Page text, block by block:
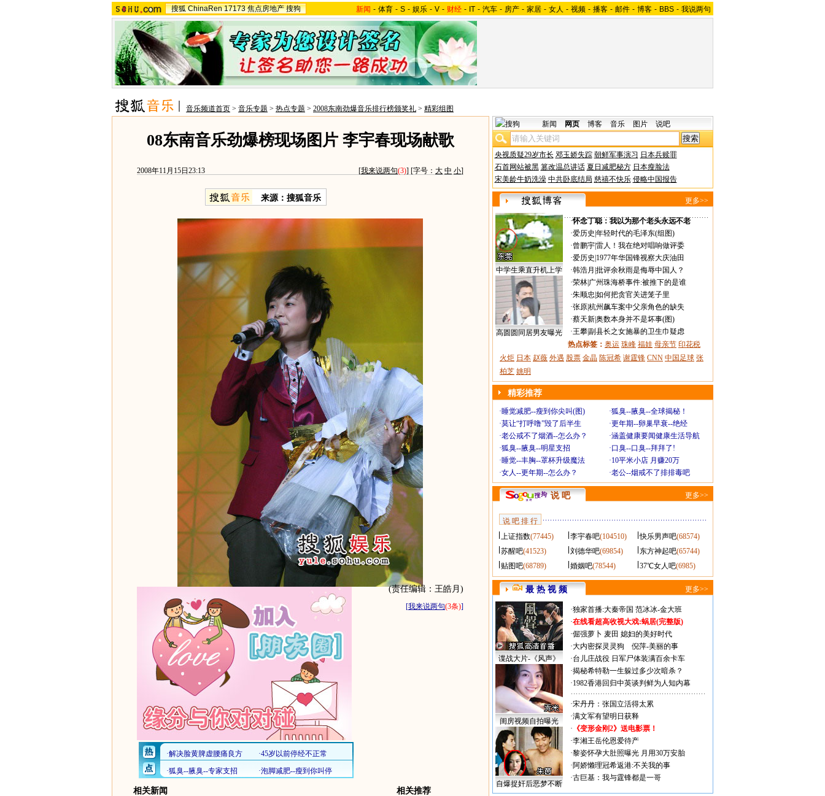
搜狐 ChinaRen 17173 焦点房地产 搜狗 新闻 - 体育 - S - 娱乐 - V - 财经 - IT - 汽车 - 房产 - 家居 - 女人 - 视频 - 播客 - 邮件 - 博客 - BBS - 我说两句
音乐频道首页 > 音乐专题 > 热点专题 > 2008东南劲爆音乐排行榜颁奖礼 > 精彩组图
08东南音乐劲爆榜现场图片 李宇春现场献歌
2008年11月15日23:13 [我来说两句(3)] [字号： 大 中 小]
来源：搜狐音乐
(责任编辑：王皓月)
[我来说两句(3条)]
相关新闻
相关推荐
新闻 网页 博客 音乐 图片 说吧
央视质疑29岁市长 邓玉娇失踪 朝鲜军事演习 日本兵赎罪
石首网站被黑 篡改温总讲话 夏日减肥秘方 日本瘦脸法
宋美龄牛奶洗澡 中共卧底结局 慈禧不快乐 侵略中国报告
更多>>
中学生乘直升机上学
高圆圆同居男友曝光
·怀念丁聪：我以为那个老头永远不老
·爱历史 年轻时代的毛泽东(组图)
·曾鹏宇|雷人！我在绝对唱响做评委
·爱历史 1977年华国锋视察大庆油田
·韩浩月 批评余秋雨是侮辱中国人？
·荣林| 广州珠海桥事件:被推下的是谁
·朱顺忠 如何把贪官关进笼子里
·张原|杭州飙车案中父亲角色的缺失
·蔡天新|奥数本身并不是坏事(图)
·王攀|副县长之女施暴的卫生巾疑虑
热点标签： 奥运 珠峰 福娃 母亲节 印花税
火炬 日本 赵薇 外遇 股票 金晶 陈冠希 谢霆锋 CNN 中国足球 张
柏芝 姚明
精彩推荐
·睡觉减肥--瘦到你尖叫(图) ·狐臭--腋臭--全球揭秘！
·莫让“打呼噜”毁了后半生 ·更年期--卵巢早衰--绝经
·老公戒不了烟酒--怎么办？ ·涵盖健康要闻健康生活导航
·狐臭--腋臭--明星支招 ·口臭--口臭--拜拜了!
·睡觉--丰胸--罩杯升级魔法 ·10平米小店 月赚20万
·女人--更年期--怎么办？ ·老公--烟戒不了排排毒吧
说 吧 更多>>
说 吧 排 行
上证指数(77445) 李宇春吧(104510) 快乐男声吧(68574)
苏醒吧(41523) 刘德华吧(69854) 东方神起吧(65744)
贴图吧(68789) 婚姻吧(78544) 37℃女人吧(6985)
最 热 视 频 更多>>
谍战大片-《风声》
闺房视频自拍曝光
自爆捉奸后恶梦不断
·独家首播:大秦帝国 范冰冰-金大班
·在线看超高收视大戏:蜗居(完整版)
·倔强萝卜 麦田 媳妇的美好时代
·大内密探灵灵狗
倪萍-美丽的事
·台儿庄战役 日军尸体装满百余卡车
·揭秘希特勒一生躲过多少次暗杀？
·1982香港回归中英谈判鲜为人知内幕
·宋丹丹：张国立活得太累
·满文军有望明日获释
· 《变形金刚2》送电影票！
·李湘王岳伦恩爱待产
·黎姿怀孕大肚照曝光 月用30万安胎
·阿娇懒理冠希返港:不关我的事
·古巨基：我与霆锋都是一哥